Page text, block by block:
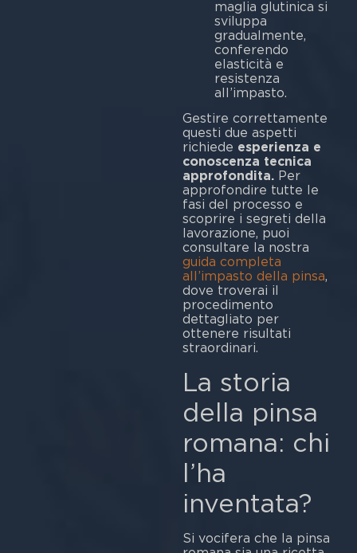
maglia glutinica si
sviluppa
gradualmente,
conferendo
elasticità e
resistenza
all’impasto.
Gestire correttamente
questi due aspetti
richiede esperienza e
conoscenza tecnica
approfondita.Per
approfondire tutte le
fasi del processo e
scoprire i segreti della
lavorazione, puoi
consultare la nostra
guida completa
all’impasto della pinsa,
dove troverai il
procedimento
dettagliato per
ottenere risultati
straordinari.
La storia
della pinsa
romana: chi
l’ha
inventata?
Si vocifera che la pinsa